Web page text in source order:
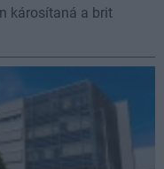
károsítaná a brit